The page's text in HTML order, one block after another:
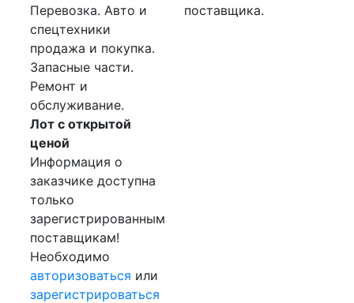
Перевозка. Авто и
спецтехники
продажа и покупка.
Запасные части.
Ремонт и
обслуживание.
Лот с открытой
ценой
Информация о
заказчике доступна
только
зарегистрированным
поставщикам!
Необходимо
авторизоваться или
зарегистрироваться
поставщика.